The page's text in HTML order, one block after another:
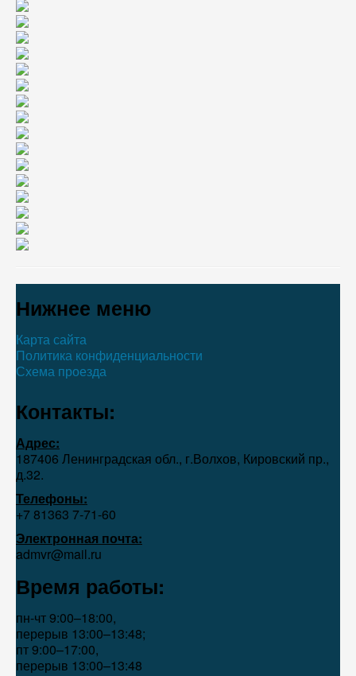
Нижнее меню
Карта сайта
Политика конфиденциальности
Схема проезда
Контакты:
Адрес:
187406 Ленинградская обл., г.Волхов, Кировский пр.,
д.32.
Телефоны:
+7 81363 7‑71-60
Электронная почта:
admvr@mail.ru
Время работы:
пн-чт 9:00–18:00,
перерыв 13:00–13:48;
пт 9:00–17:00,
перерыв 13:00–13:48